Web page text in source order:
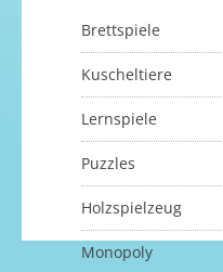
Brettspiele
Kuscheltiere
Lernspiele
Puzzles
Holzspielzeug
Monopoly